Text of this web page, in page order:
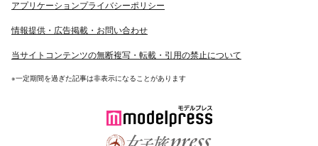
アプリケーションプライバシーポリシー
情報提供・広告掲載・お問い合わせ
当サイトコンテンツの無断複写・転載・引用の禁止について
※一定期間を過ぎた記事は非表示になることがあります